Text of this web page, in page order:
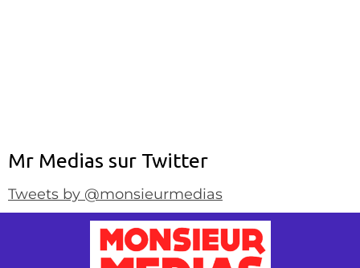
Mr Medias sur Twitter
Tweets by @monsieurmedias